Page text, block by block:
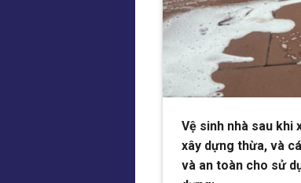
Vệ sinh nhà sau khi
xây dựng thừa, và
và an toàn cho sử